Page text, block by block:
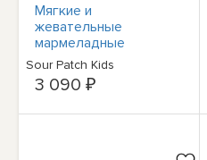
Мягкие и
жевательные
мармеладные
конфеты Sour Patch
Kids с разнообразным
вкусом | 8 унций |
Sour Patch Kids
3 090 ₽